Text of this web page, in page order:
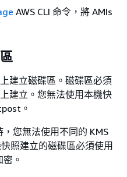
AWS CLI 命令，將 AMIs
建立磁碟區。磁碟區必須
建立。您無法使用本機快
。
您無法使用不同的 KMS
照建立的磁碟區必須使用
。